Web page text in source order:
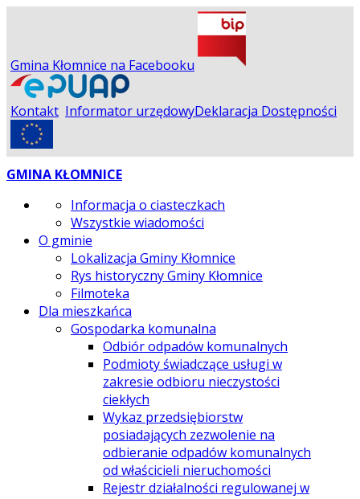
Gmina Kłomnice na Facebooku
Kontakt Informator urzędowyDeklaracja Dostępności
GMINA KŁOMNICE
Informacja o ciasteczkach
Wszystkie wiadomości
O gminie
Lokalizacja Gminy Kłomnice
Rys historyczny Gminy Kłomnice
Filmoteka
Dla mieszkańca
Gospodarka komunalna
Odbiór odpadów komunalnych
Podmioty świadczące usługi w
zakresie odbioru nieczystości
ciekłych
Wykaz przedsiębiorstw
posiadających zezwolenie na
odbieranie odpadów komunalnych
od właścicieli nieruchomości
Rejestr działalności regulowanej w